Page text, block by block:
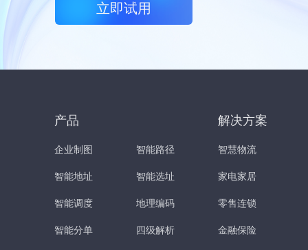
立即试用
产品
企业制图
智能地址
智能调度
智能分单
智能路径
智能选址
地理编码
四级解析
解决方案
智慧物流
家电家居
零售连锁
金融保险